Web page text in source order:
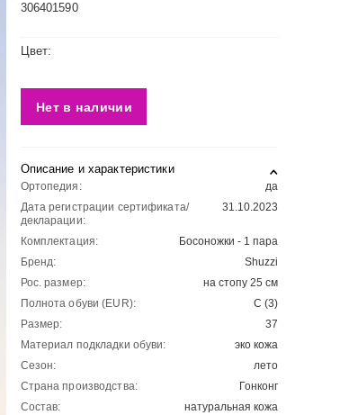
306401590
Цвет:
Нет в наличии
Описание и характеристики
Ортопедия:
да
Дата регистрации сертификата/
декларации:
31.10.2023
Комплектация:
Босоножки - 1 пара
Бренд:
Shuzzi
Рос. размер:
на стопу 25 см
Полнота обуви (EUR):
С (3)
Размер:
37
Материал подкладки обуви:
эко кожа
Сезон:
лето
Страна производства:
Гонконг
Состав:
натуральная кожа